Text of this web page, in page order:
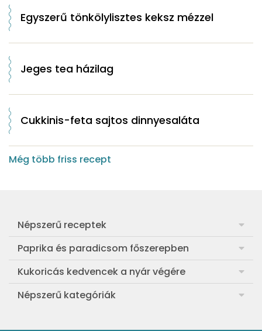
Egyszerű tönkölylisztes keksz mézzel
Jeges tea házilag
Cukkinis-feta sajtos dinnyesaláta
Még több friss recept
Népszerű receptek
Frankfurti leves
Egyszerű muffin
Aranygaluska
Paprika és paradicsom főszerepben
Pan con Tomate
Paradicsom és paprika eltevése télre
Kukoricás kedvencek a nyár végére
Legfinomabb főtt kukorica
Népszerű kategóriák